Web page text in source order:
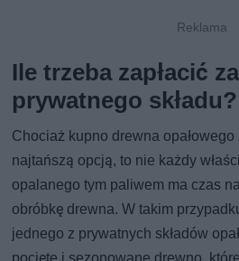
Ile trzeba zapłacić
prywatnego składu?
Chociaż kupno drewna
najtańszą opcją, to nie każdy
opalanego tym paliwem ma czas
obróbkę drewna. W takim
jednego z prywatnych składów